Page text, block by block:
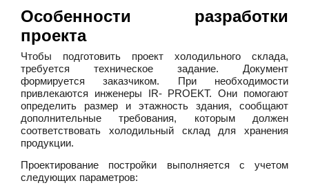
Особенности разработки
проекта
Чтобы подготовить проект холодильного склада,
требуется техническое задание. Документ
формируется заказчиком. При необходимости
привлекаются инженеры IR- PROEKT. Они помогают
определить размер и этажность здания, сообщают
дополнительные требования, которым должен
соответствовать холодильный склад для хранения
продукции.
Проектирование постройки выполняется с учетом
следующих параметров: